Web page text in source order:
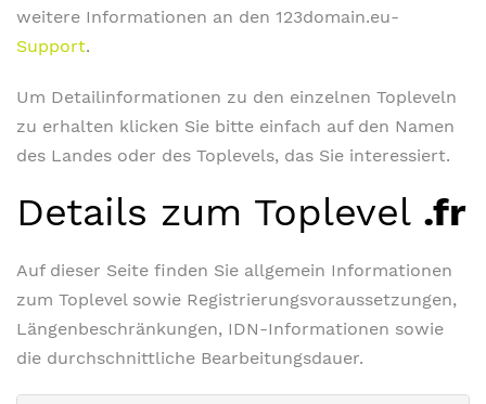
weitere Informationen an den 123domain.eu-
Support.
Um Detailinformationen zu den einzelnen Topleveln
zu erhalten klicken Sie bitte einfach auf den Namen
des Landes oder des Toplevels, das Sie interessiert.
Details zum Toplevel .fr
Auf dieser Seite finden Sie allgemein Informationen
zum Toplevel sowie Registrierungsvoraussetzungen,
Längenbeschränkungen, IDN-Informationen sowie
die durchschnittliche Bearbeitungsdauer.